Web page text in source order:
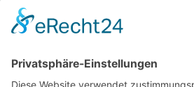
GPS und
Ausbau der Kapazität
Flaschengaslagers